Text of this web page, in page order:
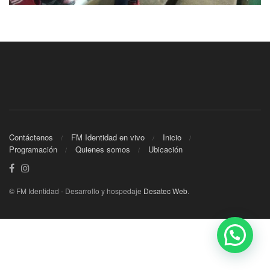
Contáctenos FM Identidad en vivo
Inicio
Programación
Quienes somos Ubicación
© FM Identidad - Desarrollo y hospedaje Desatec Web.